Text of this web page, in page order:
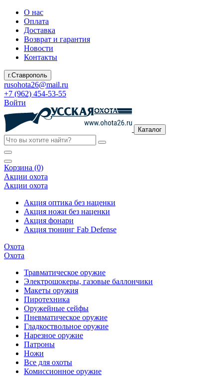
О нас
Оплата
Доставка
Возврат и гарантия
Новости
Контакты
г.Ставрополь
rusohota26@mail.ru
+7 (962) 454-53-55
Войти
Каталог
Корзина (0)
Акции охота
Акции охота
Акция оптика без наценки
Акция ножи без наценки
Акция фонари
Акция тюнинг Fab Defense
Охота
Охота
Травматическое оружие
Электрошокеры, газовые баллончики
Макеты оружия
Пиротехника
Оружейные сейфы
Пневматическое оружие
Гладкоствольное оружие
Нарезное оружие
Патроны
Ножи
Все для охоты
Комиссионное оружие